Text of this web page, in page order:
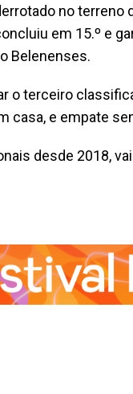
no
em 15.º e
Belenenses.
o terceiro
casa, e empate
desde 2018,